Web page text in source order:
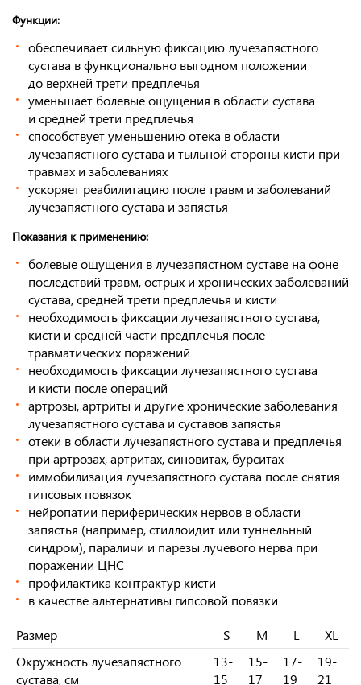
Функции:
обеспечивает сильную фиксацию лучезапястного
сустава в функционально выгодном положении
до верхней трети предплечья
уменьшает болевые ощущения в области сустава
и средней трети предплечья
способствует уменьшению отека в области
лучезапястного сустава и тыльной стороны кисти при
травмах и заболеваниях
ускоряет реабилитацию после травм и заболеваний
лучезапястного сустава и запястья
Показания к применению:
болевые ощущения в лучезапястном суставе на фоне
последствий травм, острых и хронических заболеваний
сустава, средней трети предплечья и кисти
необходимость фиксации лучезапястного сустава,
кисти и средней части предплечья после
травматических поражений
необходимость фиксации лучезапястного сустава
и кисти после операций
артрозы, артриты и другие хронические заболевания
лучезапястного сустава и суставов запястья
отеки в области лучезапястного сустава и предплечья
при артрозах, артритах, синовитах, бурситах
иммобилизация лучезапястного сустава после снятия
гипсовых повязок
нейропатии периферических нервов в области
запястья (например, стиллоидит или туннельный
синдром), параличи и парезы лучевого нерва при
поражении ЦНС
профилактика контрактур кисти
в качестве альтернативы гипсовой повязки
Размер S M L
XL
Окружность лучезапястного
сустава, см
13-
15
15-
17
17-
19
19-
21